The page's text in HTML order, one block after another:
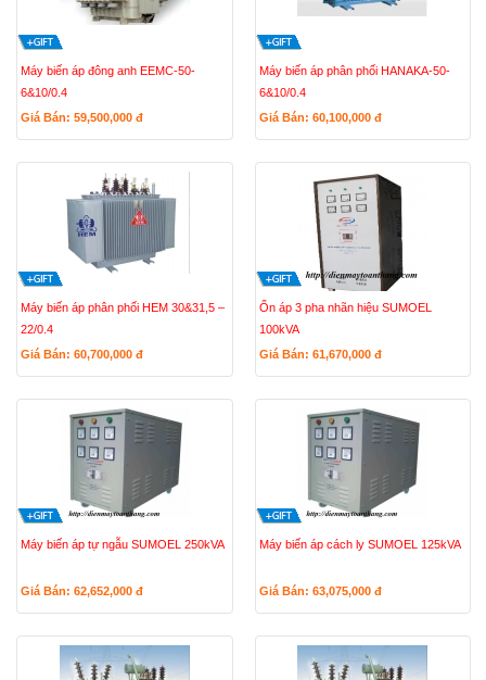
Máy biến áp đông anh EEMC-50-
6&10/0.4
Giá Bán: 59,500,000 đ
Máy biến áp phân phối HANAKA-50-
6&10/0.4
Giá Bán: 60,100,000 đ
Máy biến áp phân phối HEM 30&31,5 –
22/0.4
Giá Bán: 60,700,000 đ
Ổn áp 3 pha nhãn hiệu SUMOEL
100kVA
Giá Bán: 61,670,000 đ
Máy biến áp tự ngẫu SUMOEL 250kVA
Giá Bán: 62,652,000 đ
Máy biến áp cách ly SUMOEL 125kVA
Giá Bán: 63,075,000 đ